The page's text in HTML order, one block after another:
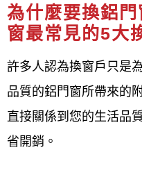
的肯定，才能長長久久
問題歡迎來電 ~免費到
鋁門窗工程宅急便堅持
上，永續經營』以專業
的環境，提升生活品質
為什麼要換鋁
窗最常見的5大
許多人認為換窗戶只是
品質的鋁門窗所帶來的
直接關係到您的生活品
省開銷。